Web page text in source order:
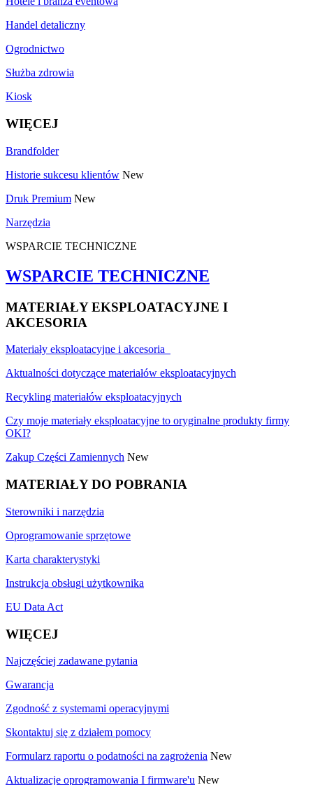
Handel detaliczny
Ogrodnictwo
Służba zdrowia
Kiosk
WIĘCEJ
Brandfolder
Historie sukcesu klientów New
Druk Premium New
Narzędzia
WSPARCIE TECHNICZNE
WSPARCIE TECHNICZNE
MATERIAŁY EKSPLOATACYJNE I
AKCESORIA
Materiały eksploatacyjne i akcesoria
Aktualności dotyczące materiałów eksploatacyjnych
Recykling materiałów eksploatacyjnych
Czy moje materiały eksploatacyjne to oryginalne produkty firmy
OKI?
Zakup Części Zamiennych New
MATERIAŁY DO POBRANIA
Sterowniki i narzędzia
Oprogramowanie sprzętowe
Karta charakterystyki
Instrukcja obsługi użytkownika
EU Data Act
WIĘCEJ
Najczęściej zadawane pytania
Gwarancja
Zgodność z systemami operacyjnymi
Skontaktuj się z działem pomocy
Formularz raportu o podatności na zagrożenia New
Aktualizacje oprogramowania I firmware'u New